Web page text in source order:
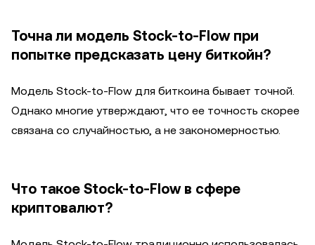
Точна ли модель Stock-to-Flow при
попытке предсказать цену биткойн?
Модель Stock-to-Flow для биткоина бывает точной.
Однако многие утверждают, что ее точность скорее
связана со случайностью, а не закономерностью.
Что такое Stock-to-Flow в сфере
криптовалют?